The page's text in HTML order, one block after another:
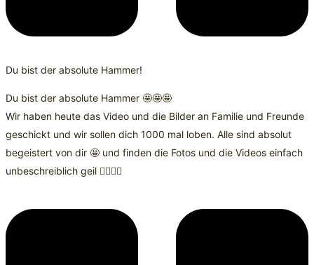
Du bist der absolute Hammer!
Du bist der absolute Hammer 🤩🤩🤩
Wir haben heute das Video und die Bilder an Familie und Freunde
geschickt und wir sollen dich 1000 mal loben. Alle sind absolut
begeistert von dir 🤩 und finden die Fotos und die Videos einfach
unbeschreiblich geil 👌🏻👌🏻